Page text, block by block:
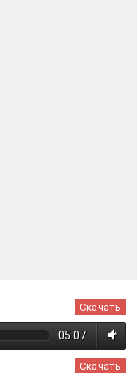
Скачать
05:07
Скачать